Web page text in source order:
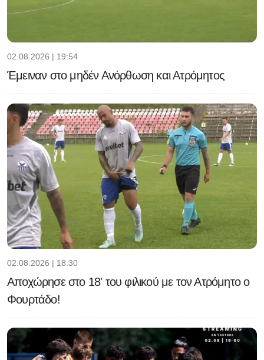
02.08.2026 | 19:54
Έμειναν στο μηδέν Ανόρθωση και Ατρόμητος
02.08.2026 | 18:30
Αποχώρησε στο 18' του φιλικού με τον Ατρόμητο ο
Φουρτάδο!